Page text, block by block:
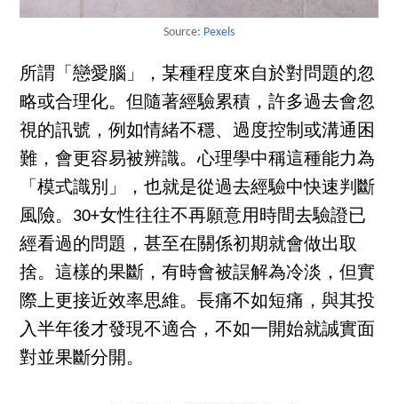
Source: Pexels
所謂「戀愛腦」，某種程度來自於對問題的忽
略或合理化。但隨著經驗累積，許多過去會忽
視的訊號，例如情緒不穩、過度控制或溝通困
難，會更容易被辨識。心理學中稱這種能力為
「模式識別」，也就是從過去經驗中快速判斷
風險。30+女性往往不再願意用時間去驗證已
經看過的問題，甚至在關係初期就會做出取
捨。這樣的果斷，有時會被誤解為冷淡，但實
際上更接近效率思維。長痛不如短痛，與其投
入半年後才發現不適合，不如一開始就誠實面
對並果斷分開。